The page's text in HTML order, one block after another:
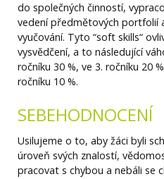
do společných činností,
vedení předmětových portfolií
vyučování. Tyto “soft skills“
vysvědčení, a to následující
ročníku 30 %, ve 3. ročníku 20
ročníku 10 %.
SEBEHODNOCENÍ
Usilujeme o to, aby žáci byli
úroveň svých znalostí,
pracovat s chybou a nebáli se